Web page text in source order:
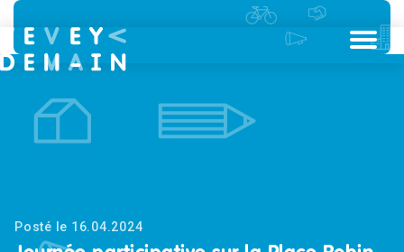
Posté le 16.04.2024